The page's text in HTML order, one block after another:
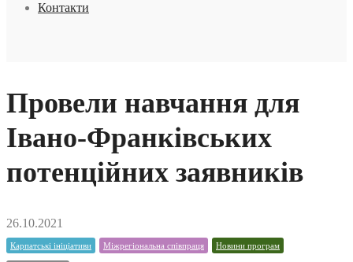
Контакти
Провели навчання для
Івано-Франківських
потенційних заявників
26.10.2021
Карпатські ініціативи Міжрегіональна співпраця Новини програм